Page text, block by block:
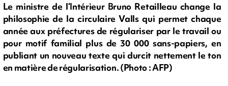
Le ministre de l’Intérieur Bruno Retailleau change la
philosophie de la circulaire Valls qui permet chaque
année aux préfectures de régulariser par le travail ou
pour motif familial plus de 30 000 sans-papiers, en
publiant un nouveau texte qui durcit nettement le ton
en matière de régularisation. (Photo : AFP)